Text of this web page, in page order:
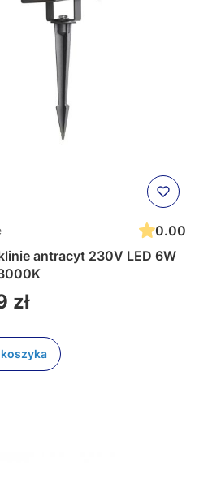
0.00
230V LED 6W
IP54 3000K
zł
koszyka